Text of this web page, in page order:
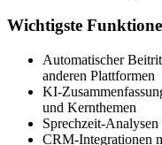
Wichtigste
Automatischer
anderen Plattformen
KI-
und Kernthemen
Sprechzeit-
CRM-Integrationen